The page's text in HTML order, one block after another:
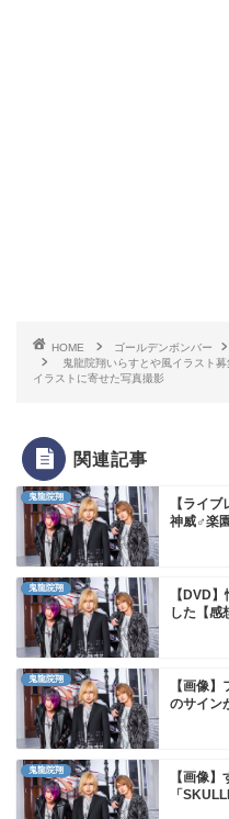
HOME ゴールデンボンバー
鬼龍院翔いらすとや風イラスト
イラストに寄せた写真撮影
関連記事
鬼龍院翔
【ライ
神威♂楽
鬼龍院翔
【DVD
した【感
鬼龍院翔
【画像
のサイン
鬼龍院翔
【画像
「